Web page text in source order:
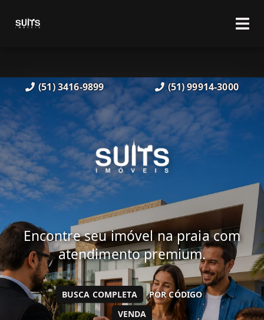
(51) 3416-9899 (51) 99914-3000
Encontre seu imóvel na praia com
atendimento premium.
VENDA
BUSCA COMPLETA POR CÓDIGO